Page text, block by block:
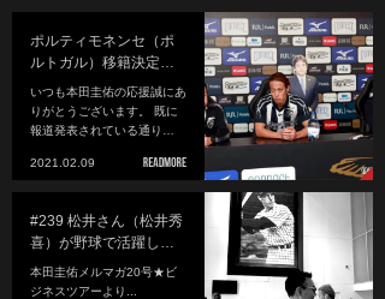
ポルティモネンセ（ポ
ルトガル）移籍決定…
いつも本田圭佑の応援誠にあ
りがとうございます。 既に
報道発表されている通り…
2021.02.09
#239 松井さん（松井秀
喜）が野球で活躍し…
本田圭佑メルマガ20号★ビ
ジネスツアーより...